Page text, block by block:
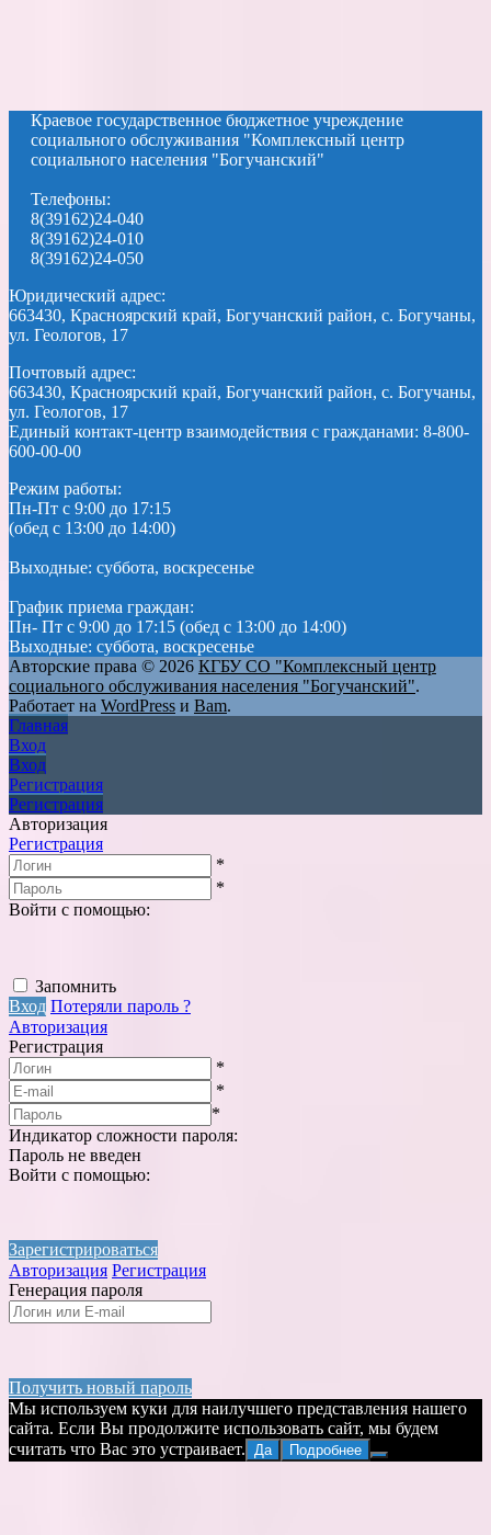
Краевое государственное бюджетное учреждение
социального обслуживания "Комплексный центр
социального населения "Богучанский"
Телефоны:
8(39162)24-040
8(39162)24-010
8(39162)24-050
Юридический адрес:
663430, Красноярский край, Богучанский район, с. Богучаны,
ул. Геологов, 17
Почтовый адрес:
663430, Красноярский край, Богучанский район, с. Богучаны,
ул. Геологов, 17
Единый контакт-центр взаимодействия с гражданами: 8-800-
600-00-00
Режим работы:
Пн-Пт с 9:00 до 17:15
(обед с 13:00 до 14:00)
Выходные: суббота, воскресенье
График приема граждан:
Пн- Пт с 9:00 до 17:15 (обед с 13:00 до 14:00)
Выходные: суббота, воскресенье
Авторские права © 2026 КГБУ СО "Комплексный центр
социального обслуживания населения "Богучанский".
Работает на WordPress и Bam.
Главная
Вход
Вход
Регистрация
Регистрация
Авторизация
Регистрация
*
*
Войти с помощью:
Запомнить
Вход Потеряли пароль ?
Авторизация
Регистрация
*
*
*
Индикатор сложности пароля:
Пароль не введен
Войти с помощью:
Зарегистрироваться
Авторизация Регистрация
Генерация пароля
Получить новый пароль
Мы используем куки для наилучшего представления нашего
сайта. Если Вы продолжите использовать сайт, мы будем
считать что Вас это устраивает.
Да Подробнее